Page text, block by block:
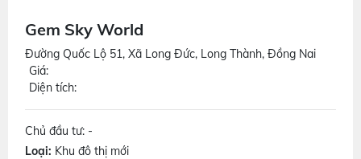
Gem Sky World
Đường Quốc Lộ 51, Xã Long Đức, Long Thành, Đồng Nai
Giá:
Diện tích:
Chủ đầu tư: -
Loại: Khu đô thị mới